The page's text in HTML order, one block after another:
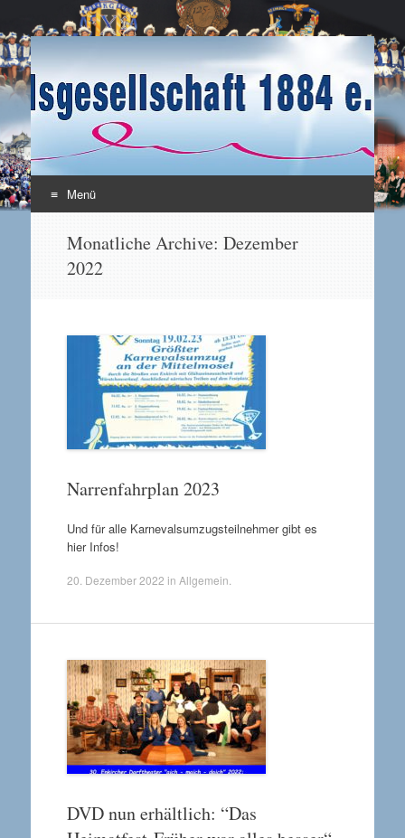
Karnevalsgesellschaft
1884 e.V.
Enkirch / Mosel
Menü
Monatliche Archive: Dezember
2022
Narrenfahrplan 2023
Und für alle Karnevalsumzugsteilnehmer gibt es
hier Infos!
20. Dezember 2022 in Allgemein
DVD nun erhältlich: “Das